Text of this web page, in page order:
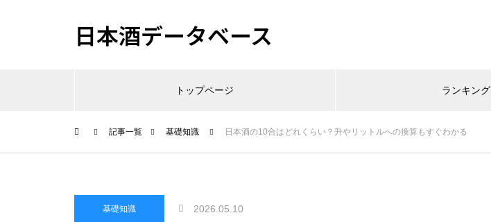
日本酒データベース
トップページ ランキング
記事一覧 基礎知識 日本酒の10合はどれくらい？升やリットルへの換算もすぐわかる
基礎知識 2026.05.10